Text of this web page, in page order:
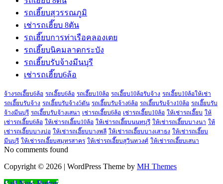
รถเฮี๊ยบสุวรรณภูมิ
เช่ารถเฮี๊ยบ 8ตัน
รถเฮี๊ยบการท่าเรือคลองเตย
รถเฮี๊ยบนิคมลาดกระบัง
รถเฮี๊ยบรับจ้างมีนบุรี
เช่ารถเฮี๊ยบ6ล้อ
จ้างรถเฮี๊ยบ6ล้อ รถเฮี๊ยบ6ล้อ รถเฮี๊ยบ10ล้อ รถเฮี๊ยบ10ล้อรับจ้าง รถเฮี๊ยบ10ล้อให้เช่า
รถเฮี๊ยบรับจ้าง รถเฮี๊ยบรับจ้าง5ตัน รถเฮี๊ยบรับจ้าง6ล้อ รถเฮี๊ยบรับจ้าง10ล้อ รถเฮี๊ยบรับ
จ้างมีนบุรี รถเฮี๊ยบรับจ้างเสนา เช่ารถเฮี๊ยบ6ล้อ เช่ารถเฮี๊ยบ10ล้อ ให้เช่ารถเฮี๊ยบ ให้
เช่ารถเฮี๊ยบ6ล้อ ให้เช่ารถเฮี๊ยบ10ล้อ ให้เช่ารถเฮี๊ยบนนทบุรี ให้เช่ารถเฮี๊ยบบางนา ให้
เช่ารถเฮี๊ยบบางบ่อ ให้เช่ารถเฮี๊ยบบางพลี ให้เช่ารถเฮี๊ยบบางเสาธง ให้เช่ารถเฮี๊ยบ
มีนบุรี ให้เช่ารถเฮี๊ยบสมุทรสาคร ให้เช่ารถเฮี๊ยบสุวินทวงศ์ ให้เช่ารถเฮี๊ยบเสนา
No comments found
Copyright © 2026 | WordPress Theme by MH Themes